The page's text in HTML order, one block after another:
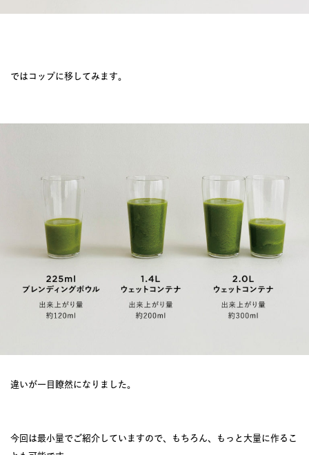
ではコップに移してみます。
違いが一目瞭然になりました。
今回は最小量でご紹介していますので、もちろん、もっと大量に作るこ